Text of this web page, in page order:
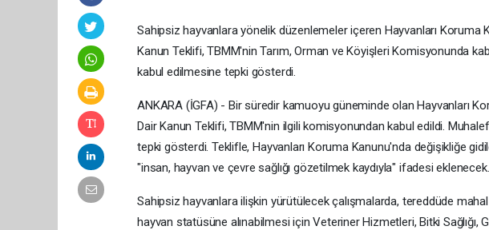
Sahipsiz hayvanlara yönelik düzenlemeler içeren Hayvanları Koruma
Kanun Teklifi, TBMM'nin Tarım, Orman ve Köyişleri Komisyonunda
kabul edilmesine tepki gösterdi.
ANKARA (İGFA) - Bir süredir kamuoyu güneminde olan Hayvanları
Dair Kanun Teklifi, TBMM'nin ilgili komisyonundan kabul edildi.
tepki gösterdi. Teklifle, Hayvanları Koruma Kanunu'nda değişikliğe
"insan, hayvan ve çevre sağlığı gözetilmek kaydıyla" ifadesi eklenecek.
Sahipsiz hayvanlara ilişkin yürütülecek çalışmalarda, tereddüde
hayvan statüsüne alınabilmesi için Veteriner Hizmetleri, Bitki Sağlığı,